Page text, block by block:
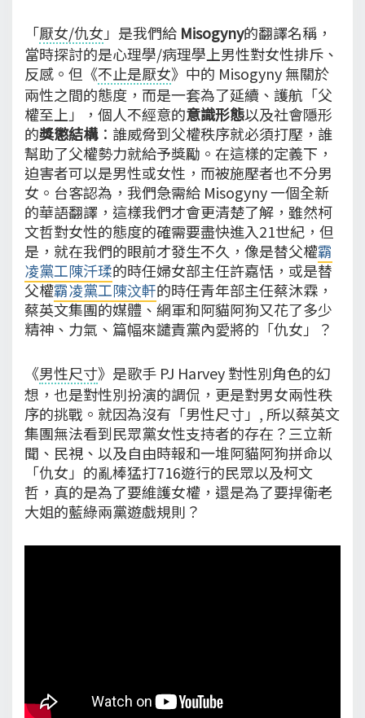
「厭女/仇女 」是我們給 Misogyny的翻譯名稱，
當時探討的是心理學/病理學上男性對女性排斥、
反感。但《不止是厭女》中的 Misogyny 無關於
兩性之間的態度，而是一套為了延續、護航「父
權至上」，個人不經意的意識形態以及社會隱形
的獎懲結構：誰威脅到父權秩序就必須打壓，誰
幫助了父權勢力就給予獎勵。在這樣的定義下，
迫害者可以是男性或女性，而被施壓者也不分男
女。台客認為，我們急需給 Misogyny 一個全新
的華語翻譯，這樣我們才會更清楚了解，雖然柯
文哲對女性的態度的確需要盡快進入21世紀，但
是，就在我們的眼前才發生不久，像是替父權霸
凌黨工陳汘瑈的時任婦女部主任許嘉恬，或是替
父權霸凌黨工陳汶軒的時任青年部主任蔡沐霖，
蔡英文集團的媒體、網軍和阿貓阿狗又花了多少
精神、力氣、篇幅來譴責黨內愛將的「仇女」？
《男性尺寸》是歌手 PJ Harvey 對性別角色的幻
想，也是對性別扮演的調侃，更是對男女兩性秩
序的挑戰。就因為沒有「男性尺寸」, 所以蔡英文
集團無法看到民眾黨女性支持者的存在？三立新
聞、民視、以及自由時報和一堆阿貓阿狗拼命以
「仇女」的亂棒猛打716遊行的民眾以及柯文
哲，真的是為了要維護女權，還是為了要捍衛老
大姐的藍綠兩黨遊戲規則？